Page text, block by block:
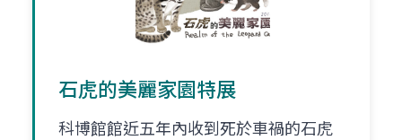
石虎的美麗家園特展
科博館館近五年內收到死於車禍的石虎